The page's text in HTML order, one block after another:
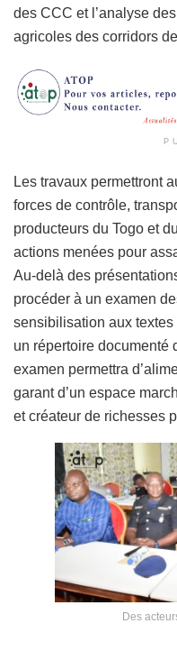
des CCC et l’analyse
agricoles des corridors
Les travaux permettront
forces de contrôle,
producteurs du Togo et
actions menées pour
Au-delà des
procéder à un examen
sensibilisation aux
un répertoire documenté
examen permettra
garant d’un espace
et créateur de richesses
Des